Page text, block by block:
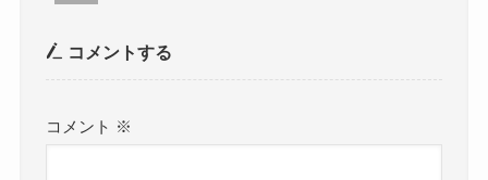
コメントする
コメント ※